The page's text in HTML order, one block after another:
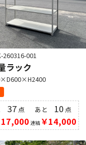
260316-001
ラック
37点
17,000
あと 10 点
連結￥14,000